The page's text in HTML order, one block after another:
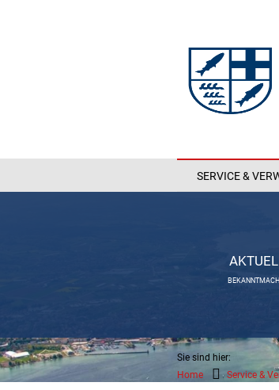
SERVICE &
Sie sind hier:
Home
Service &